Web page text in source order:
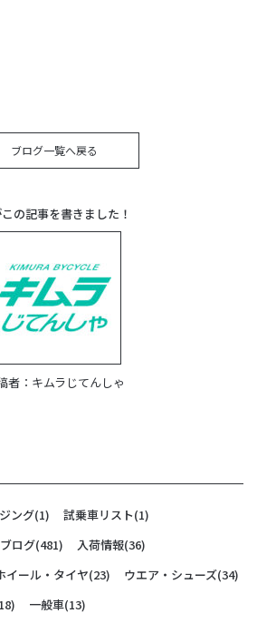
ブログ一覧へ戻る
の記事を書きました！
者： キムラじてんしゃ
ング(1) 試乗車リスト(1)
ブログ(481) 入荷情報(36)
イール・タイヤ(23) ウエア・シューズ(34)
一般車(13)